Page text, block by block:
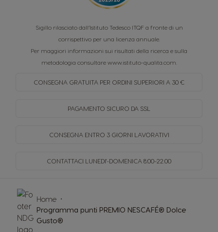
Sigillo rilasciato dall’Istituto Tedesco ITQF a fronte di un
corrispettivo per una licenza annuale.
Per maggiori informazioni sui risultati della ricerca e sulla
metodologia consultare www.istituto-qualita.com
CONSEGNA GRATUITA PER ORDINI SUPERIORI A 30 €
PAGAMENTO SICURO DA SSL
CONSEGNA ENTRO 3 GIORNI LAVORATIVI
CONTATTACI LUNEDI'-DOMENICA 8:00-22.00
Home
Programma punti PREMIO NESCAFÉ® Dolce
Gusto®